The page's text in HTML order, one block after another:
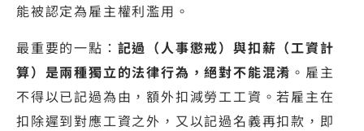
能被認定為雇主權利濫用。
最重要的一點： 記過（人事懲戒）與扣薪（工資計
算）是兩種獨立的法律行為，絕對不能混淆 。雇主
不得以已記過為由，額外扣減勞工工資。若雇主在
扣除遲到對應工資之外，又以記過名義再扣款，即